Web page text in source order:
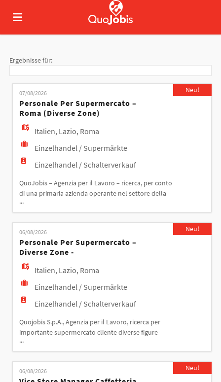
Stellen
Lebenslauf
hochladen
Anmelden
Sprache
EN
FR
IT
DE
Ergebnisse für:
07/08/2026
Personale Per Supermercato –
Roma (diverse Zone)
Italien, Lazio, Roma
Einzelhandel / Supermärkte
Einzelhandel / Schalterverkauf
QuoJobis – Agenzia per il Lavoro – ricerca, per conto
di una primaria azienda operante nel settore della
Grande Distribuzione Organizzata, diverse figure
professionali da inserire presso più punti vendita
dislocati in varie zone di Roma. Le risorse saranno
inserite all'interno di supermercati situati in
differenti aree della città, tra cui la z
...
Neu!
06/08/2026
Personale Per Supermercato –
Diverse Zone -
Italien, Lazio, Roma
Einzelhandel / Supermärkte
Einzelhandel / Schalterverkauf
Quojobis S.p.A., Agenzia per il Lavoro, ricerca per
importante supermercato cliente diverse figure
professionali da inserire all'interno del punto
vendita. Le risorse selezionate saranno inserite nei
vari reparti del supermercato e si occuperanno
delle attività operative e di assistenza alla clientela,
...
Neu!
06/08/2026 Neu!